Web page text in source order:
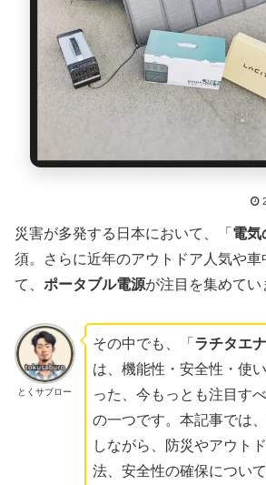
災害が多発する日本において、「 電気
須。さらに近年のアウトドア人気や車
て、 ポータブル電源が注目を集めてい
とくサブロー
その中でも、「 ラチタエ
は、機能性・安全性・使
った、今もっとも注目す
の一つです。本記事では
しながら、防災やアウト
法、安全性の確保につい